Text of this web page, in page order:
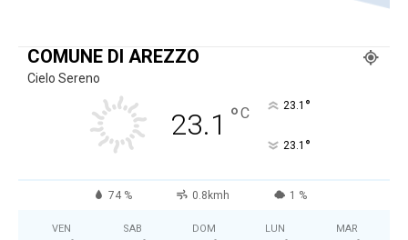
COMUNE DI AREZZO
Cielo Sereno
23.1 °C 23.1 °
23.1 °
74 % 0.8kmh 1 %
VEN SAB DOM LUN MAR